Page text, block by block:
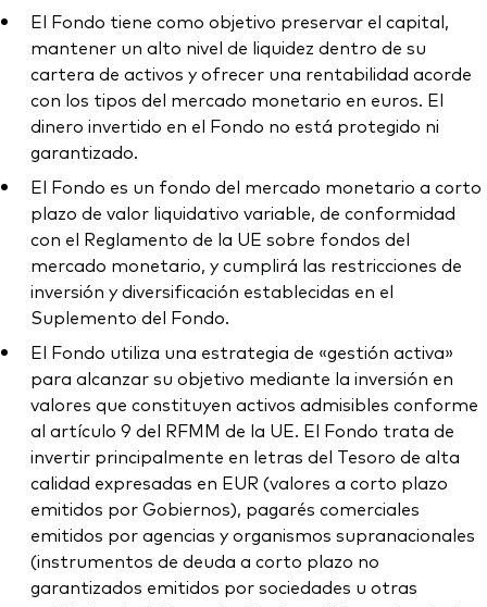
El Fondo tiene como objetivo preservar el capital,
mantener un alto nivel de liquidez dentro de su
cartera de activos y ofrecer una rentabilidad acorde
con los tipos del mercado monetario en euros. El
dinero invertido en el Fondo no está protegido ni
garantizado.
El Fondo es un fondo del mercado monetario a corto
plazo de valor liquidativo variable, de conformidad
con el Reglamento de la UE sobre fondos del
mercado monetario, y cumplirá las restricciones de
inversión y diversificación establecidas en el
Suplemento del Fondo.
El Fondo utiliza una estrategia de «gestión activa»
para alcanzar su objetivo mediante la inversión en
valores que constituyen activos admisibles conforme
al artículo 9 del RFMM de la UE. El Fondo trata de
invertir principalmente en letras del Tesoro de alta
calidad expresadas en EUR (valores a corto plazo
emitidos por Gobiernos), pagarés comerciales
emitidos por agencias y organismos supranacionales
(instrumentos de deuda a corto plazo no
garantizados emitidos por sociedades u otras